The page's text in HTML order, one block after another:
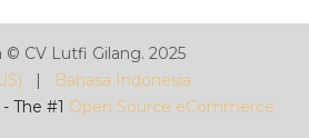
© CV Lutfi Gilang. 2025
|
Bahasa Indonesia
- The #1 Open Source eCommerce